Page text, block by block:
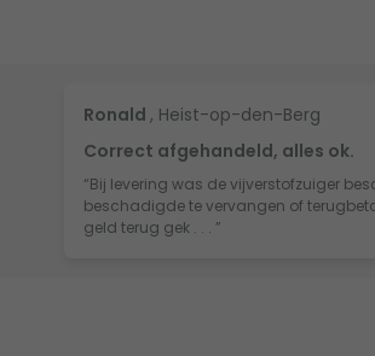
Ronald , Heist-op-den-Berg
Correct afgehandeld, alles ok.
“Bij levering was de vijverstofzuiger
beschadigde te vervangen of
geld terug gek . . . ”